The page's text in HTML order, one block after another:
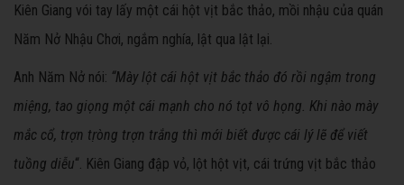
Kiên Giang vói tay lấy một cái hột vịt bắc thảo, mồi nhậu của quán
Năm Nở Nhậu Chơi, ngắm nghía, lật qua lật lại.
Anh Năm Nở nói: “Màylột cái hột vịt bắc thảo đó rồi ngậm trong
miệng, tao giọng một cái mạnh cho nó tọt vô họng. Khi nào mày
mắc cổ, trợn tṛòng trợn trắng thì mới biết được cái lý lẽ để viết
tuồng diễu“. Kiên Giang đập vỏ, lột hột vịt, cái trứng vịt bắc thảo